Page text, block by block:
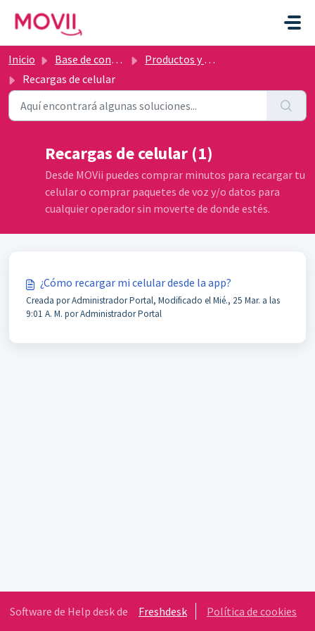
Inicio Base de conocimientos
Productos y Servicios
Recargas de celular
Recargas de celular (1)
Desde MOVii puedes comprar minutos para recargar tu
celular o comprar paquetes de voz y/o datos para
cualquier operador sin moverte de donde estés.
¿Cómo recargar mi celular desde la app?
Creada por Administrador Portal, Modificado el Mié., 25 Mar. a las
9:01 A. M. por Administrador Portal
Software de Help desk de Freshdesk Política de cookies